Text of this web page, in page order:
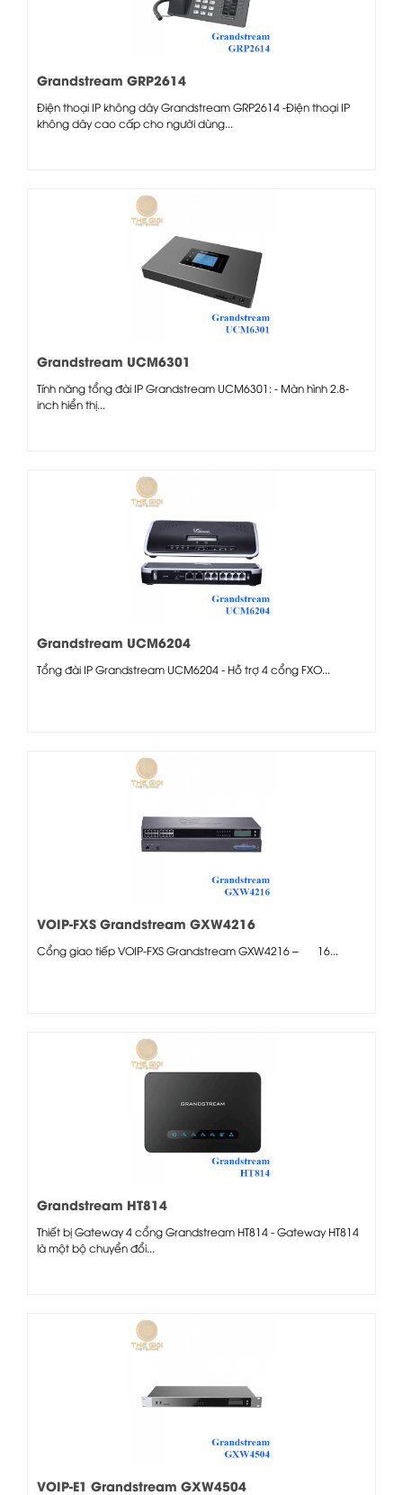
Grandstream GRP2614
Điện thoại IP không dây Grandstream GRP2614 -Điện thoại IP
không dây cao cấp cho người dùng...
Grandstream UCM6301
Tính năng tổng đài IP Grandstream UCM6301: - Màn hình 2.8-
inch hiển thị...
Grandstream UCM6204
Tổng đài IP Grandstream UCM6204 - Hỗ trợ 4 cổng FXO...
VOIP-FXS Grandstream GXW4216
Cổng giao tiếp VOIP-FXS Grandstream GXW4216 – 16...
Grandstream HT814
Thiết bị Gateway 4 cổng Grandstream HT814 - ​Gateway HT814
là một bộ chuyển đổi...
VOIP-E1 Grandstream GXW4504